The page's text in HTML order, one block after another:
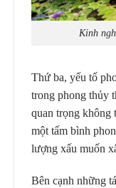
Kinh
Thứ ba, yếu tố
trong phong thủy
quan trọng không
một tấm bình
lượng xấu muốn
Bên cạnh những